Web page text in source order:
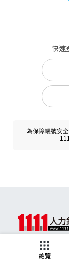
快速
為保障帳號安
總覽